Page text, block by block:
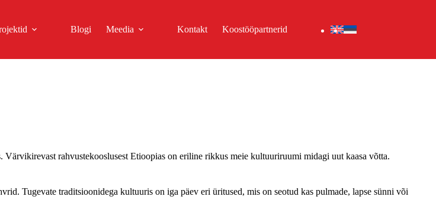
Blogi Meedia Kontakt Koostööpartnerid
rahvustekooslusest Etioopias on eriline rikkus meie kultuuriruumi midagi uut kaasa võtta.
Tugevate traditsioonidega kultuuris on iga päev eri üritused, mis on seotud kas pulmade, lapse sünni või